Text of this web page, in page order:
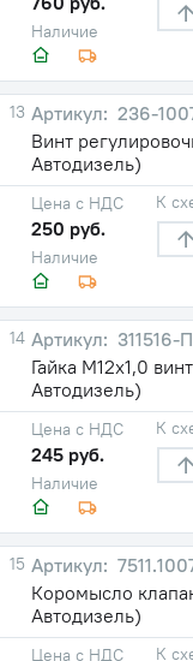
Наличие
13
236-
Винт
Автодизель)
Наличие
Цена с НДС
250 руб.
К
14
311516-
Гайка М12х1,0
Автодизель)
Наличие
Цена с НДС
245 руб.
К
15
Коромысло
Автодизель)
Цена с НДС К